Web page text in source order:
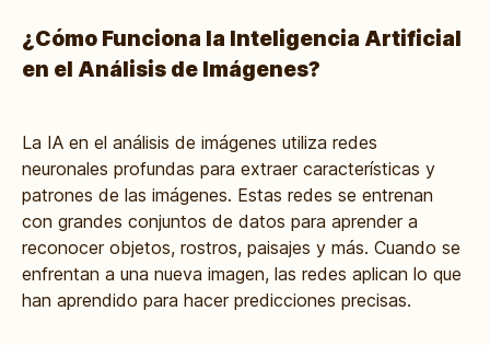
¿Cómo Funciona la Inteligencia Artificial
en el Análisis de Imágenes?
La IA en el análisis de imágenes utiliza redes
neuronales profundas para extraer características y
patrones de las imágenes. Estas redes se entrenan
con grandes conjuntos de datos para aprender a
reconocer objetos, rostros, paisajes y más. Cuando se
enfrentan a una nueva imagen, las redes aplican lo que
han aprendido para hacer predicciones precisas.